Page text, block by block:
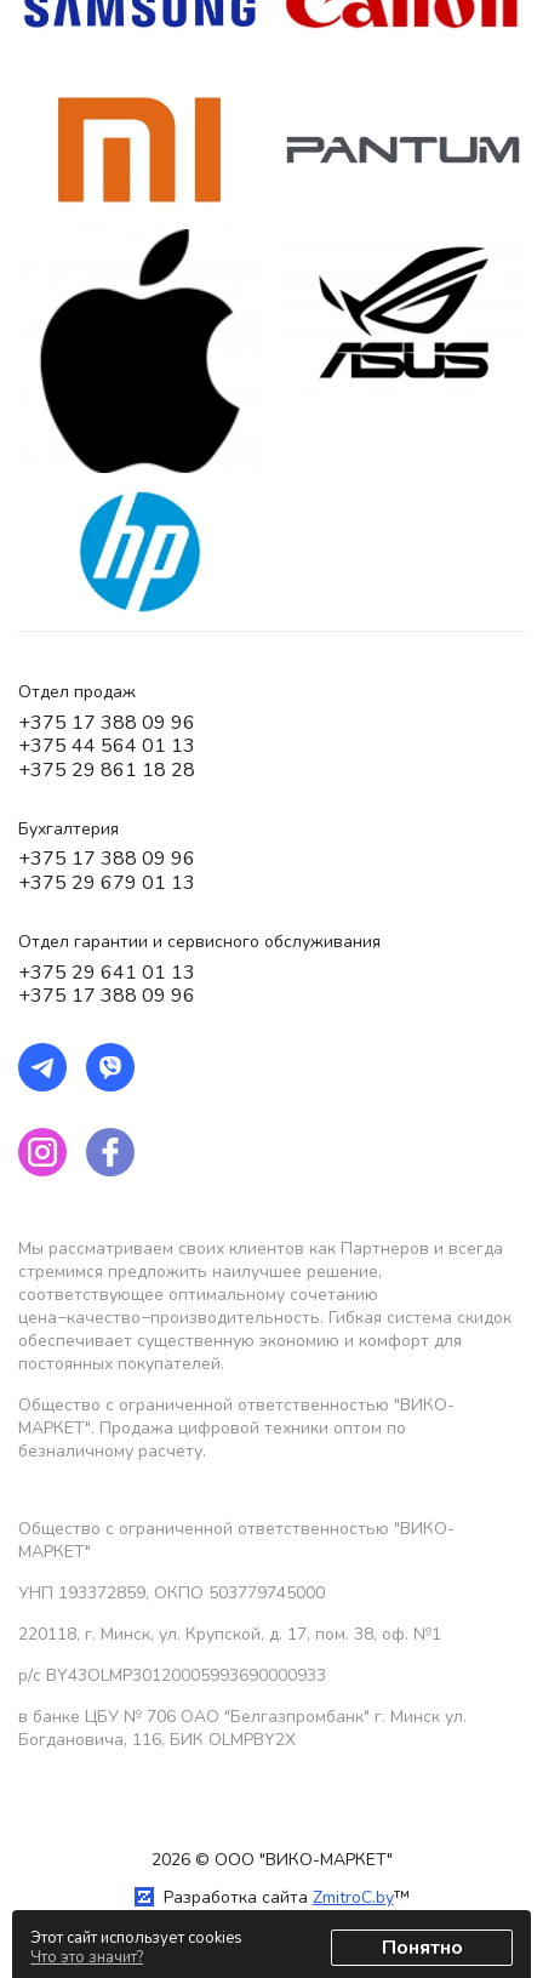
Отдел продаж
+375 17 388 09 96
+375 44 564 01 13
+375 29 861 18 28
Бухгалтерия
+375 17 388 09 96
+375 29 679 01 13
Отдел гарантии и сервисного обслуживания
+375 29 641 01 13
+375 17 388 09 96
Мы рассматриваем своих клиентов как Партнеров и всегда
стремимся предложить наилучшее решение,
соответствующее оптимальному сочетанию
цена−качество−производительность. Гибкая система скидок
обеспечивает существенную экономию и комфорт для
постоянных покупателей.
Общество с ограниченной ответственностью "ВИКО-
МАРКЕТ". Продажа цифровой техники оптом по
безналичному расчету.
Общество с ограниченной ответственностью "ВИКО-
МАРКЕТ"
УНП 193372859, ОКПО 503779745000
220118, г. Минск, ул. Крупской, д. 17, пом. 38, оф. №1
р/с BY43OLMP30120005993690000933
в банке ЦБУ № 706 ОАО "Белгазпромбанк" г. Минск ул.
Богдановича, 116, БИК OLMPBY2X
2026 © ООО "ВИКО-МАРКЕТ"
Разработка сайта ZmitroC.by™
Этот сайт использует cookies
Что это значит?
Понятно